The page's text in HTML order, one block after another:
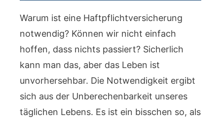
Warum ist eine Haftpflichtversicherung
notwendig? Können wir nicht einfach
hoffen, dass nichts passiert? Sicherlich
kann man das, aber das Leben ist
unvorhersehbar. Die Notwendigkeit ergibt
sich aus der Unberechenbarkeit unseres
täglichen Lebens. Es ist ein bisschen so, als